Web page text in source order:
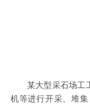
某大型采石场工
机等进行开采、堆